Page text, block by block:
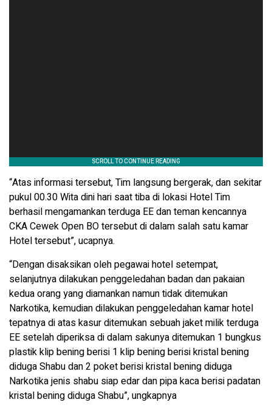
“Atas informasi tersebut, Tim langsung bergerak, dan sekitar
pukul 00.30 Wita dini hari saat tiba di lokasi Hotel Tim
berhasil mengamankan terduga EE dan teman kencannya
CKA Cewek Open BO tersebut di dalam salah satu kamar
Hotel tersebut”, ucapnya.
“Dengan disaksikan oleh pegawai hotel setempat,
selanjutnya dilakukan penggeledahan badan dan pakaian
kedua orang yang diamankan namun tidak ditemukan
Narkotika, kemudian dilakukan penggeledahan kamar hotel
tepatnya di atas kasur ditemukan sebuah jaket milik terduga
EE setelah diperiksa di dalam sakunya ditemukan 1 bungkus
plastik klip bening berisi 1 klip bening berisi kristal bening
diduga Shabu dan 2 poket berisi kristal bening diduga
Narkotika jenis shabu siap edar dan pipa kaca berisi padatan
kristal bening diduga Shabu”, ungkapnya